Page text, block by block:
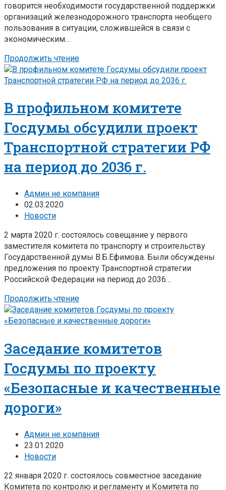
говорится необходимости государственной поддержки
организаций железнодорожного транспорта необщего
пользования в ситуации, сложившейся в связи с
экономическим…
Продолжить чтение
В профильном комитете
Госдумы обсудили проект
Транспортной стратегии РФ
на период до 2036 г.
Админ не компания
02.03.2020
Новости
2 марта 2020 г. состоялось совещание у первого
заместителя комитета по транспорту и строительству
Государственной думы В.Б.Ефимова. Были обсуждены
предложения по проекту Транспортной стратегии
Российской Федерации на период до 2036…
Продолжить чтение
Заседание комитетов
Госдумы по проекту
«Безопасные и качественные
дороги»
Админ не компания
23.01.2020
Новости
22 января 2020 г. состоялось совместное заседание
Комитета по контролю и регламенту и Комитета по